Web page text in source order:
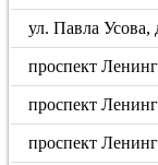
ул. Павла Усова,
проспект
проспект
проспект